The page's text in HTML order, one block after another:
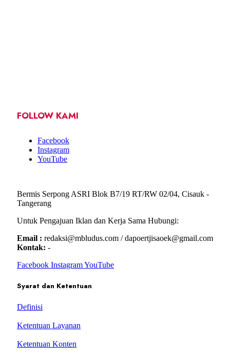
FOLLOW KAMI
Facebook
Instagram
YouTube
Bermis Serpong ASRI Blok B7/19 RT/RW 02/04, Cisauk -
Tangerang
Untuk Pengajuan Iklan dan Kerja Sama Hubungi:
Email : redaksi@mbludus.com / dapoertjisaoek@gmail.com
Kontak: -
Facebook InstagramYouTube
Syarat dan Ketentuan
Definisi
Ketentuan Layanan
Ketentuan Konten